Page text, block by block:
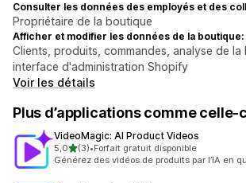
Consulter les données des employés et des
Propriétaire de la boutique
Afficher et modifier les données de la boutique:
Clients, produits, commandes, analyse de la
interface d'administration Shopify
Voir les détails
Plus d’applications comme celle-
VideoMagic: AI Product Videos
5,0étoile(s) sur 5
(3)
3 avis au total
•Forfait gratuit disponible
Générez des vidéos de produits par l’IA en